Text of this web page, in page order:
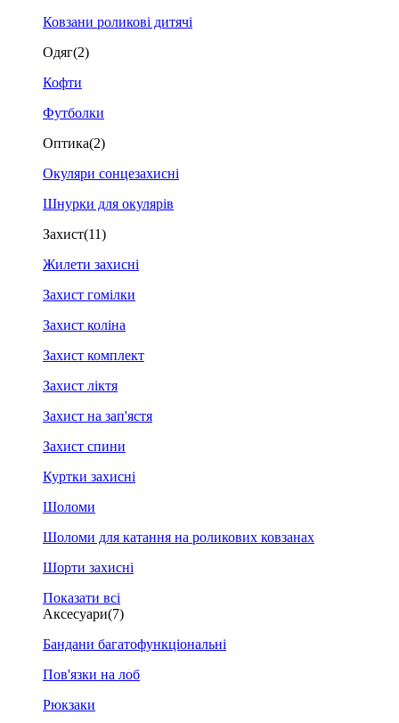
Ковзани роликові дитячі
Одяг(2)
Кофти
Футболки
Оптика(2)
Окуляри сонцезахисні
Шнурки для окулярів
Захист(11)
Жилети захисні
Захист гомілки
Захист коліна
Захист комплект
Захист ліктя
Захист на зап'ястя
Захист спини
Куртки захисні
Шоломи
Шоломи для катання на роликових ковзанах
Шорти захисні
Показати всі
Аксесуари(7)
Бандани багатофункціональні
Пов'язки на лоб
Рюкзаки